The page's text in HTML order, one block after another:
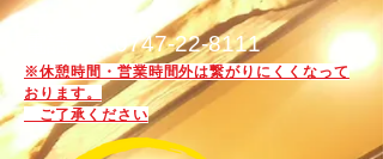
電話：📞0747-22-8111
※休憩時間・営業時間外は繋がりにくくなって
おります。
​ ご了承ください